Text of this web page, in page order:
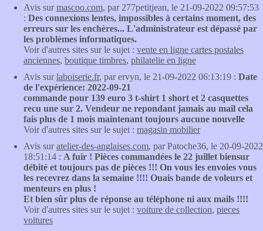
Avis surmascoo.com, par 277petitjean, le 21-09-2022 09:57:53
: Des connexions lentes, impossibles à certains moment, des
erreurs sur les enchères... L'administrateur est dépassé par
les problèmes informatiques.
Voir d'autres sites sur le sujet : vente en ligne cartes postales
anciennes, boutique timbres, philatelie en ligne
Avis surlaboiserie.fr, par ervyn, le 21-09-2022 06:13:19 : Date
de l'expérience: 2022-09-21
commande pour 139 euro 3 t-shirt 1 short et 2 casquettes
recu une sur 2. Vendeur ne repondant jamais au mail cela
fais plus de 1 mois maintenant toujours aucune nouvelle
Voir d'autres sites sur le sujet : magasin mobilier
Avis suratelier-des-anglaises.com, par Patoche36, le 20-09-2022
18:51:14 : A fuir ! Pièces commandées le 22 juillet biensur
débité et toujours pas de pièces !!! On vous les envoies vous
les recevrez dans la semaine !!!! Ouais bande de voleurs et
menteurs en plus !
Et bien sûr plus de réponse au téléphone ni aux mails !!!!
Voir d'autres sites sur le sujet : voiture de collection, pieces
voitures